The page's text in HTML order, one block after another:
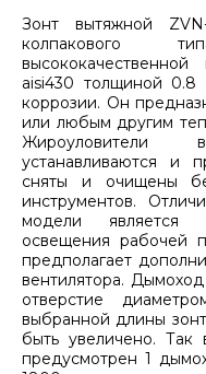
Зонт вытяжной
колпакового
aisi430 толщиной 0.8
коррозии. Он
или любым другим
Жироуловители
устанавливаются и
сняты и очищены
инструментов.
модели является
освещения рабочей
предполагает
вентилятора.
отверстие
выбранной длины
быть увеличено.
предусмотрен 1